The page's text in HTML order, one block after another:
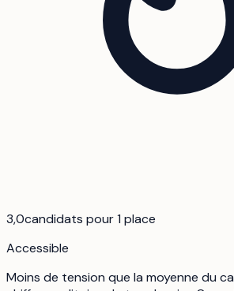
3,0candidats pour 1 place
Accessible
Moins de tension que la moyenne du